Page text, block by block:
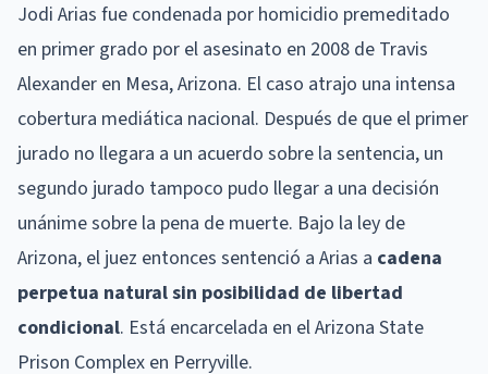
Jodi Arias fue condenada por homicidio premeditado
en primer grado por el asesinato en 2008 de Travis
Alexander en Mesa, Arizona. El caso atrajo una intensa
cobertura mediática nacional. Después de que el primer
jurado no llegara a un acuerdo sobre la sentencia, un
segundo jurado tampoco pudo llegar a una decisión
unánime sobre la pena de muerte. Bajo la ley de
Arizona, el juez entonces sentenció a Arias a cadena
perpetua natural sin posibilidad de libertad
condicional. Está encarcelada en el Arizona State
Prison Complex en Perryville.